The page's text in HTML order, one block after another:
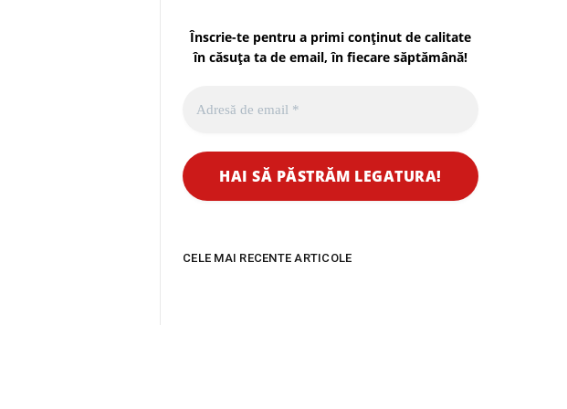
Înscrie-te pentru a primi conținut de calitate
în căsuța ta de email, în fiecare săptămână!
CELE MAI RECENTE ARTICOLE